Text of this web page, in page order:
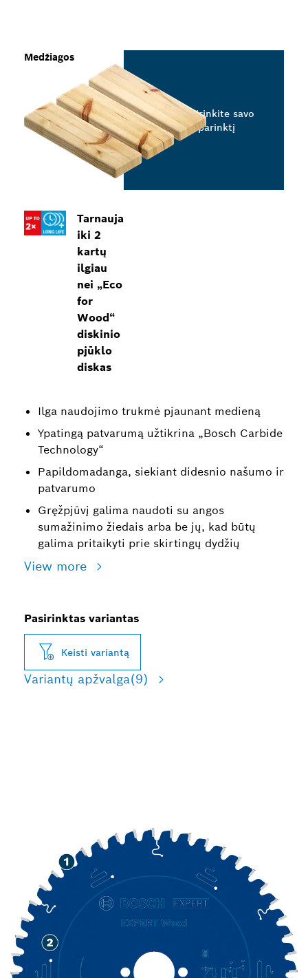
Tarnauja
iki 2
kartų
ilgiau
nei „Eco
for
Wood“
diskinio
pjūklo
diskas
Ilga naudojimo trukmė pjaunant medieną
Ypatingą patvarumą užtikrina „Bosch Carbide
Technology“
Papildomadanga, siekiant didesnio našumo ir
patvarumo
Gręžpjūvį galima naudoti su angos
sumažinimo žiedais arba be jų, kad būtų
galima pritaikyti prie skirtingų dydžių
View more
Medžiagos
Pasirinkite savo
parinktį
Pasirinktas variantas
Keisti variantą
Variantų apžvalga(9)